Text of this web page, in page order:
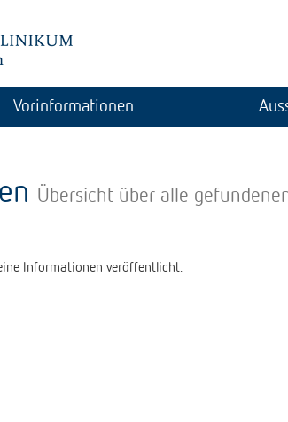
Vorinformationen
Übersicht über alle
Informationen veröffentlicht.